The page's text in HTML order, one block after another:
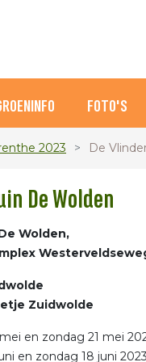
FOTO'S
2023 De
De Wolden
Wolden,
Zuidwolde
en zondag 21 mei
en zondag 18 juni 2023